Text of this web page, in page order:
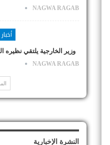
NAGWA RAGAB
وزير الخارجية يلتقي
NAGWA RAGAB
النشرة الإخبارية